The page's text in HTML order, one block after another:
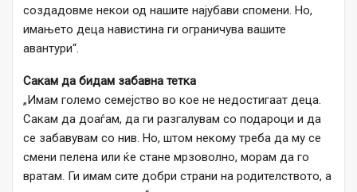
создадовме некои од нашите најубави спомени. Но,
имањето деца навистина ги ограничува вашите
авантури“.
Сакам да бидам забавна тетка
„Имам големо семејство во кое не недостигаат деца.
Сакам да доаѓам, да ги разгалувам со подароци и да
се забавувам со нив. Но, штом некому треба да му се
смени пелена или ќе стане мрзоволно, морам да го
вратам. Ги имам сите добри страни на родителството, а